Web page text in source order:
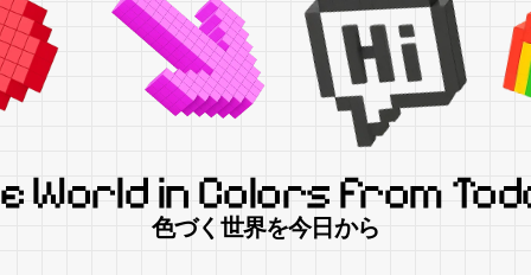
World in Colors from
色づく世界を今日から